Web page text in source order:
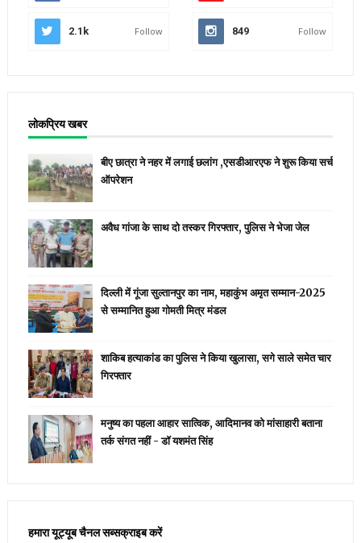
2.1k Follow 849 Follow
लोकप्रिय खबर
बीए छात्रा ने नहर में लगाई छलांग ,एसडीआरएफ ने शुरू किया सर्च
ऑपरेशन
अवैध गांजा के साथ दो तस्कर गिरफ्तार, पुलिस ने भेजा जेल
दिल्ली में गूंजा सुल्तानपुर का नाम, महाकुंभ अमृत सम्मान-2025
से सम्मानित हुआ गोमती मित्र मंडल
शाकिब हत्याकांड का पुलिस ने किया खुलासा, सगे साले समेत चार
गिरफ्तार
मनुष्य का पहला आहार सात्विक, आदिमानव को मांसाहारी बताना
तर्क संगत नहीं - डॉ यशमंत सिंह
हमारा यूट्यूब चैनल सब्सक्राइब करें